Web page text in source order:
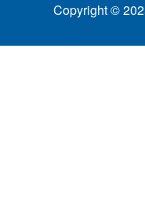
Copyright ©